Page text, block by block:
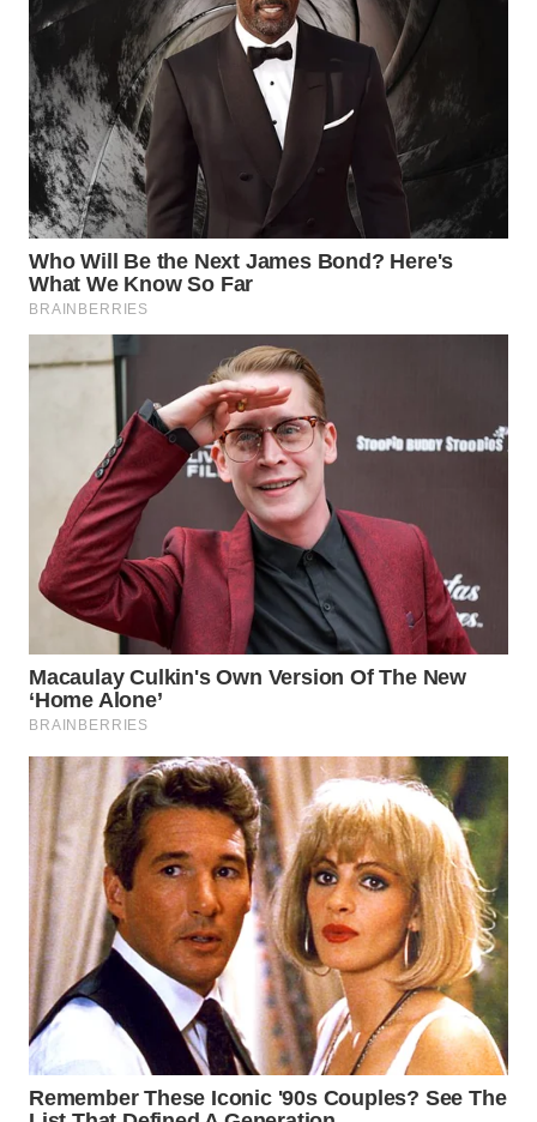
WN
WN
BINTAN
WN
MANDALIKA
WN
LIKUPANG
WN
LABUANBAJO
BORNEO
Wahana
Media
Group
NEWS
WAHANA
TANI
WAHANA
ADVOKAT
WAHANA
INFRASTRUKTUR
WAHANA
KONSUMEN
WAHANA
LISTRIK